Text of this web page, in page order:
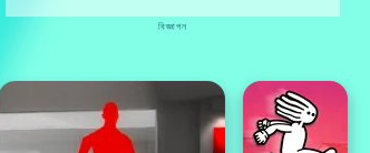
বিজ্ঞাপন